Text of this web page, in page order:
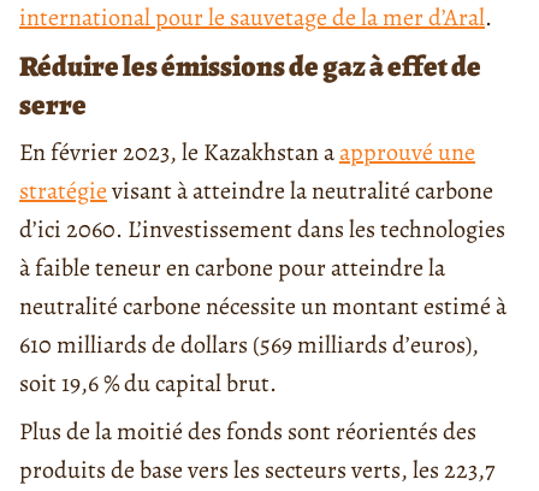
international pour le sauvetage de la mer d’Aral.
Réduire les émissions de gaz à effet de
serre
En février 2023, le Kazakhstan aapprouvé une
stratégievisant à atteindre la neutralité carbone
d’ici 2060. L’investissement dans les technologies
à faible teneur en carbone pour atteindre la
neutralité carbone nécessite un montant estimé à
610 milliards de dollars (569 milliards d’euros),
soit 19,6 % du capital brut.
Plus de la moitié des fonds sont réorientés des
produits de base vers les secteurs verts, les 223,7